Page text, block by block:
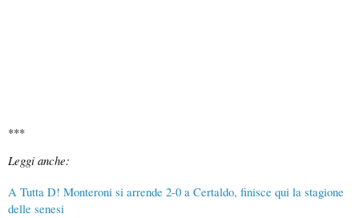
***
Leggi anche:
A Tutta D! Monteroni si arrende 2-0 a Certaldo, finisce qui la stagione
delle senesi